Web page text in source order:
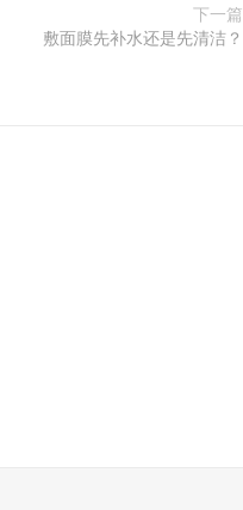
下一篇
敷面膜先补水还是先清洁？